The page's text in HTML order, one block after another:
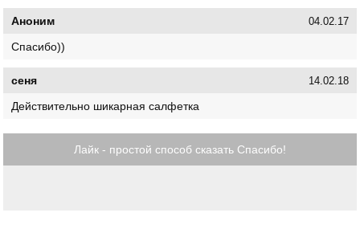
Аноним 04.02.17
Спасибо))
сеня 14.02.18
Действительно шикарная салфетка
Лайк - простой способ сказать Спасибо!